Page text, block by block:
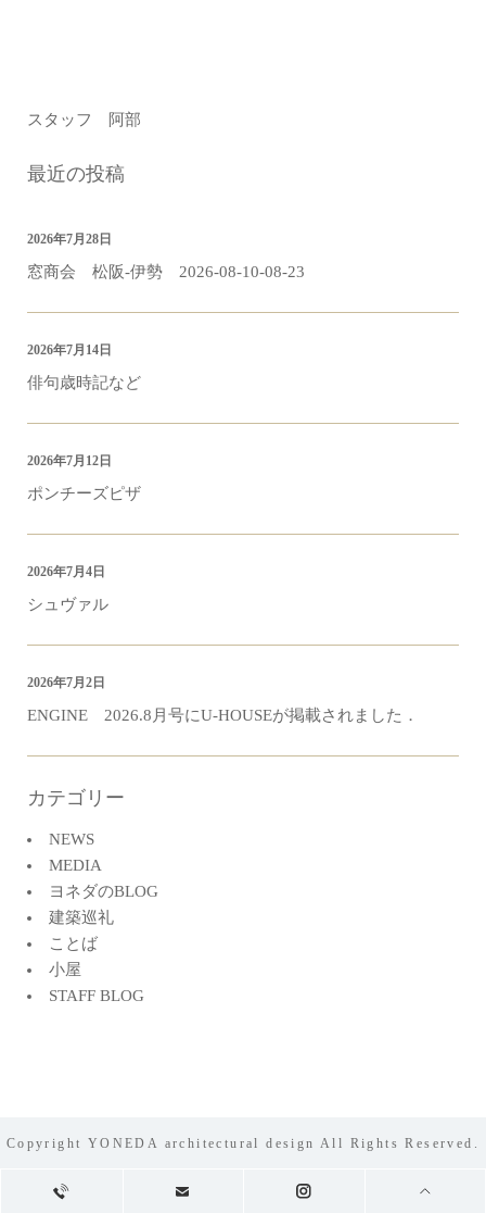
スタッフ 阿部
最近の投稿
窓商会 松阪-伊勢 2026-08-10-08-23
2026年7月28日
俳句歳時記など
2026年7月14日
ポンチーズピザ
2026年7月12日
シュヴァル
2026年7月4日
ENGINE 2026.8月号にU-HOUSEが掲載されました．
2026年7月2日
カテゴリー
NEWS
MEDIA
ヨネダのBLOG
建築巡礼
ことば
小屋
STAFF BLOG
Copyright YONEDA architectural design All Rights Reserved.